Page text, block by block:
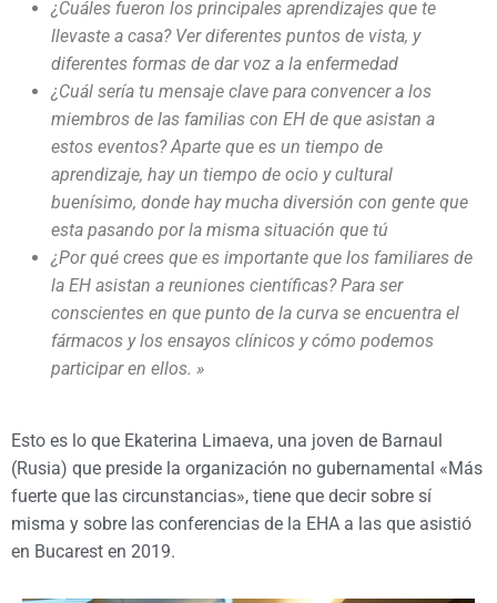
¿Cuáles fueron los principales aprendizajes que te
llevaste a casa? Ver diferentes puntos de vista, y
diferentes formas de dar voz a la enfermedad
¿Cuál sería tu mensaje clave para convencer a los
miembros de las familias con EH de que asistan a
estos eventos? Aparte que es un tiempo de
aprendizaje, hay un tiempo de ocio y cultural
buenísimo, donde hay mucha diversión con gente que
esta pasando por la misma situación que tú
¿Por qué crees que es importante que los familiares de
la EH asistan a reuniones científicas? Para ser
conscientes en que punto de la curva se encuentra el
fármacos y los ensayos clínicos y cómo podemos
participar en ellos. »
Esto es lo que Ekaterina Limaeva, una joven de Barnaul
(Rusia) que preside la organización no gubernamental «Más
fuerte que las circunstancias», tiene que decir sobre sí
misma y sobre las conferencias de la EHA a las que asistió
en Bucarest en 2019.